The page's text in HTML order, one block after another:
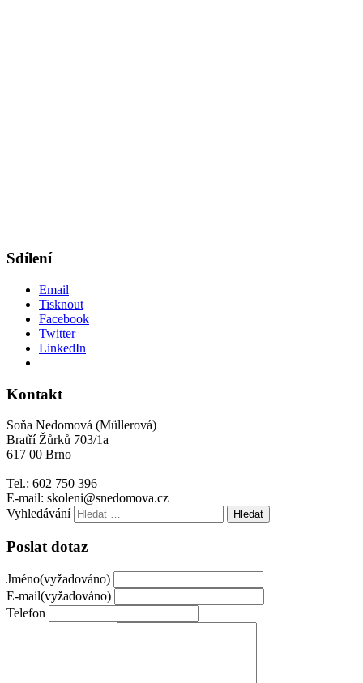
Sdílení
Email
Tisknout
Facebook
Twitter
LinkedIn
Kontakt
Soňa Nedomová (Müllerová)
Bratří Žůrků 703/1a
617 00 Brno
Tel.: 602 750 396
E-mail: skoleni@snedomova.cz
Vyhledávání
Poslat dotaz
Jméno(vyžadováno)
E-mail(vyžadováno)
Telefon